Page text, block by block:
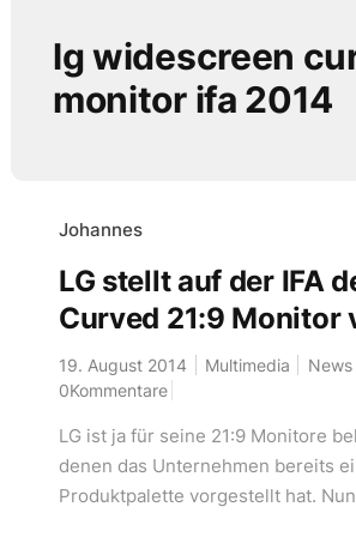
lg widescreen
monitor ifa 2014
Johannes
LG stellt auf der IFA
Curved 21:9 Monitor
19. August 2014 Multimedia
News
0Kommentare
LG ist ja für seine 21:9 Monitore
denen das Unternehmen bereits
Produktpalette vorgestellt hat.